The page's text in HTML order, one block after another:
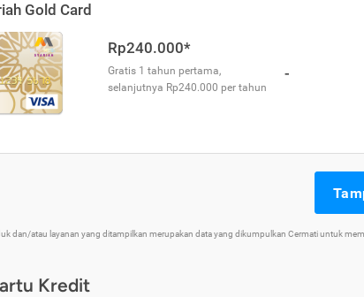
Gold Card
Rp240.000*
Gratis 1 tahun pertama,
selanjutnya Rp240.000 per tahun
-
dan/atau layanan yang ditampilkan merupakan data yang dikumpulkan Cermati untuk
Kredit